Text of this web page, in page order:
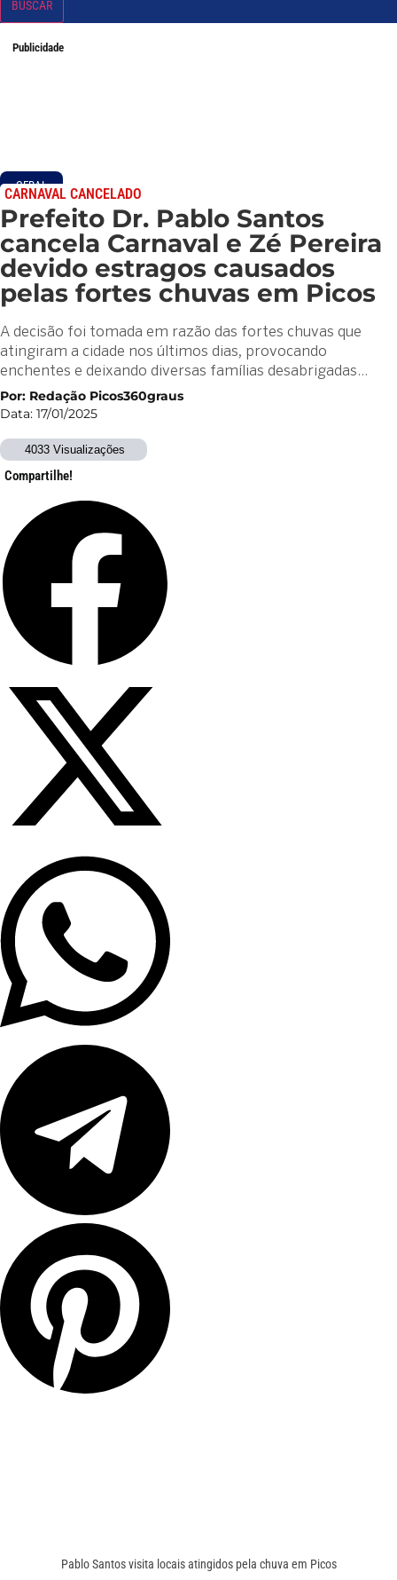
BUSCAR
Publicidade
GERAL
CARNAVAL CANCELADO
Prefeito Dr. Pablo Santos
cancela Carnaval e Zé Pereira
devido estragos causados
pelas fortes chuvas em Picos
A decisão foi tomada em razão das fortes chuvas que
atingiram a cidade nos últimos dias, provocando
enchentes e deixando diversas famílias desabrigadas…
Por: Redação Picos360graus
Data: 17/01/2025
4033 Visualizações
Compartilhe!
Pablo Santos visita locais atingidos pela chuva em Picos